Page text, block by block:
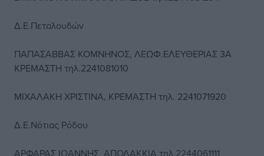
Δ.Ε.Πεταλουδών
ΠΑΠΑΣΑΒΒΑΣ ΚΟΜΝΗΝΟΣ, ΛΕΩΦ.ΕΛΕΥΘΕΡΙΑΣ 3Α
ΚΡΕΜΑΣΤΗ τηλ.2241081010
ΜΙΧΑΛΑΚΗ ΧΡΙΣΤΙΝΑ, ΚΡΕΜΑΣΤΗ τηλ. 2241071920
Δ.Ε.Νότιας Ρόδου
ΑΡΦΑΡΑΣ ΙΩΑΝΝΗΣ, ΑΠΟΛΑΚΚΙΑ τηλ.2244061111